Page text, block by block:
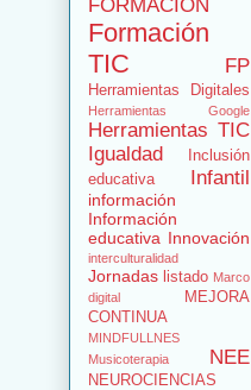
FORMACIÓN
Formación
TIC
FP
Herramientas Digitales
Herramientas Google
Herramientas TIC
Igualdad
Inclusión
educativa
Infantil
información
Información
educativa Innovación
interculturalidad
Jornadas listado Marco
digital
MEJORA
CONTINUA
MINDFULLNES
Musicoterapia
NEE
NEUROCIENCIAS